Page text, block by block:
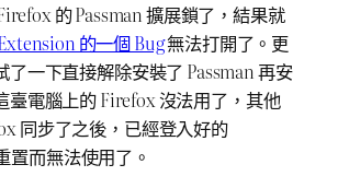
的 Passman 擴展鎖了，結果就
的一個 Bug無法打開了。更
了一下直接解除安裝了 Passman 再安
臺電腦上的 Firefox 沒法用了，其他
同步了之後，已經登入好的
置而無法使用了。